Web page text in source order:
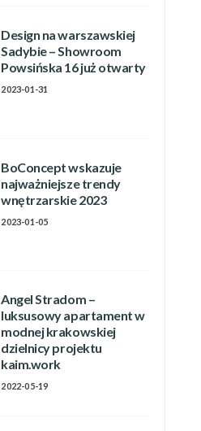
Design na warszawskiej
Sadybie – Showroom
Powsińska 16 już otwarty
2023-01-31
BoConcept wskazuje
najważniejsze trendy
wnętrzarskie 2023
2023-01-05
Angel Stradom –
luksusowy apartament w
modnej krakowskiej
dzielnicy projektu
kaim.work
2022-05-19